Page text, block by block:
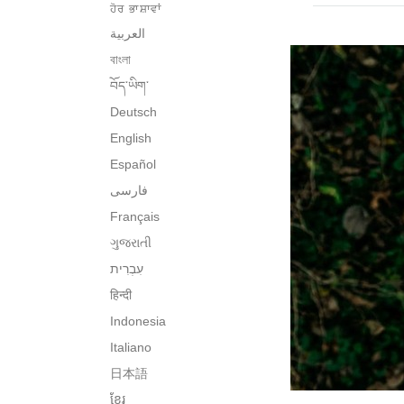
ਹੋਰ ਭਾਸ਼ਾਵਾਂ
العربية
বাংলা
བོད་ཡིག་
Deutsch
English
Español
فارسی
Français
ગુજરાતી
हिन्दी
Indonesia
Italiano
日本語
ខ្មែរ